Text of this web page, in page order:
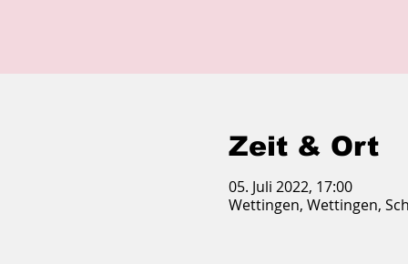
Zeit & Ort
05. Juli 2022, 17:00
Wettingen, Wettingen,